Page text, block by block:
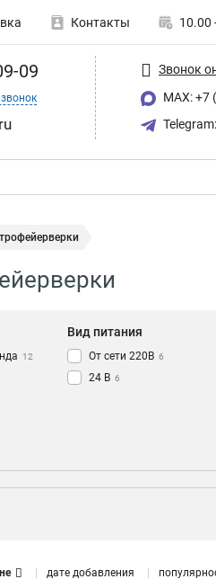
Контакты 10.00
09
Звонок
MAX: +7
12
Вид питания
От сети 220В 6
24 В 6
12
дате добавления